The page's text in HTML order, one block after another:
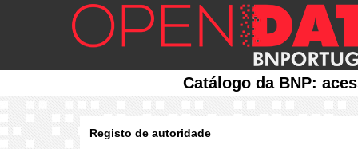
Catálogo da BNP:
Registo de autoridade